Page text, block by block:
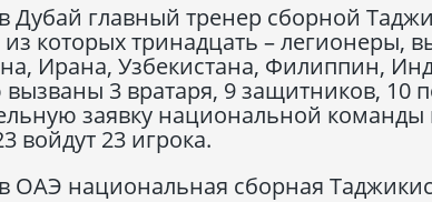
Дубай главный тренер сборной
из которых тринадцать – легионеры,
Ирана, Узбекистана, Филиппин,
3 вратаря, 9 защитников,
заявку национальной
войдут 23 игрока.
ОАЭ национальная сборная